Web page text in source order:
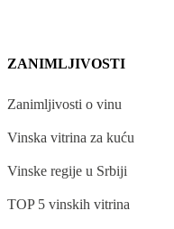
ZANIMLJIVOSTI
Zanimljivosti o vinu
Vinska vitrina za kuću
Vinske regije u Srbiji
TOP 5 vinskih vitrina